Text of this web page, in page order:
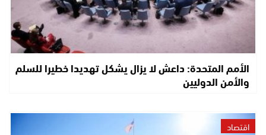
الأمم المتحدة: داعش لا يزال يشكل تهديدا خطيرا للسلم
والأمن الدوليين
اقتصاد